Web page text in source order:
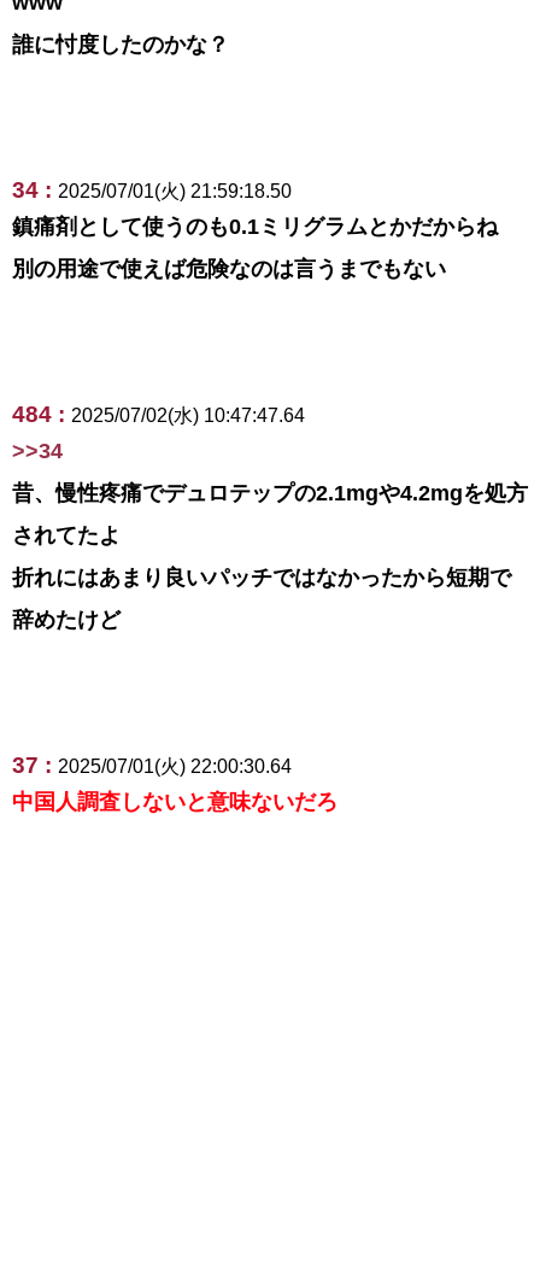
誰に忖度したのかな？
34 : 2025/07/01(火) 21:59:18.50
鎮痛剤として使うのも0.1ミリグラムとかだからね
別の用途で使えば危険なのは言うまでもない
484 : 2025/07/02(水) 10:47:47.64
>>34
昔、慢性疼痛でデュロテップの2.1mgや4.2mgを処方
されてたよ
折れにはあまり良いパッチではなかったから短期で
辞めたけど
37 : 2025/07/01(火) 22:00:30.64
中国人調査しないと意味ないだろ